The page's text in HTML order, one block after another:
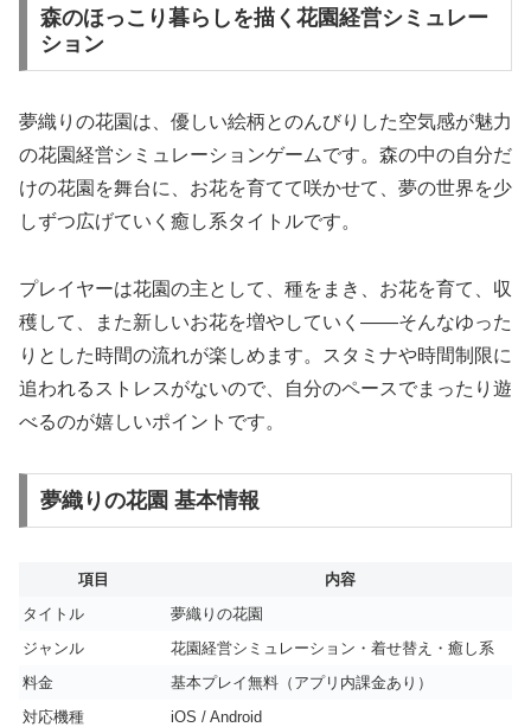
森のほっこり暮らしを描く花園経営シミュレー
ション
夢織りの花園は、優しい絵柄とのんびりした空気感が魅力
の花園経営シミュレーションゲームです。森の中の自分だ
けの花園を舞台に、お花を育てて咲かせて、夢の世界を少
しずつ広げていく癒し系タイトルです。
プレイヤーは花園の主として、種をまき、お花を育て、収
穫して、また新しいお花を増やしていく――そんなゆった
りとした時間の流れが楽しめます。スタミナや時間制限に
追われるストレスがないので、自分のペースでまったり遊
べるのが嬉しいポイントです。
夢織りの花園 基本情報
項目
内容
タイトル
夢織りの花園
ジャンル
花園経営シミュレーション・着せ替え・癒し系
料金
基本プレイ無料（アプリ内課金あり）
対応機種
iOS / Android